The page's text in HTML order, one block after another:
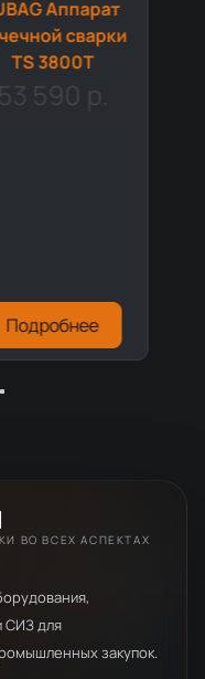
FUBAG Машина
Подробнее
ВО ВСЕХ АСПЕКТАХ
СИЗ для
закупок.